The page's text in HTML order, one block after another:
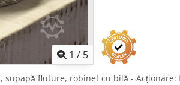
1 / 5
supapă fluture, robinet cu bilă -